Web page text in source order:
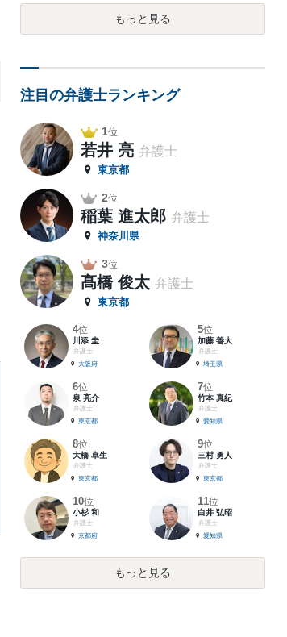
もっと見る
注目の弁護士ランキング
1位
若井 亮 弁護士
東京都
2位
稲葉 進太郎 弁護士
神奈川県
3位
髙橋 俊太 弁護士
東京都
4位
川添 圭
弁護士
大阪府
5位
加藤 善大
弁護士
埼玉県
6位
泉 亮介
弁護士
東京都
7位
竹本 真紀
弁護士
愛知県
8位
大橋 卓生
弁護士
東京都
9位
三村 勇人
弁護士
東京都
10位
小杉 和
弁護士
京都府
11位
白井 弘昭
弁護士
愛知県
もっと見る